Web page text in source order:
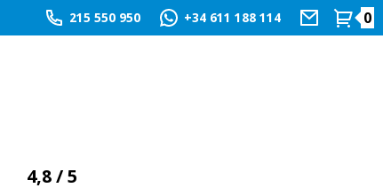
215 550 950 +34 611 188 114 0
4,8 / 5